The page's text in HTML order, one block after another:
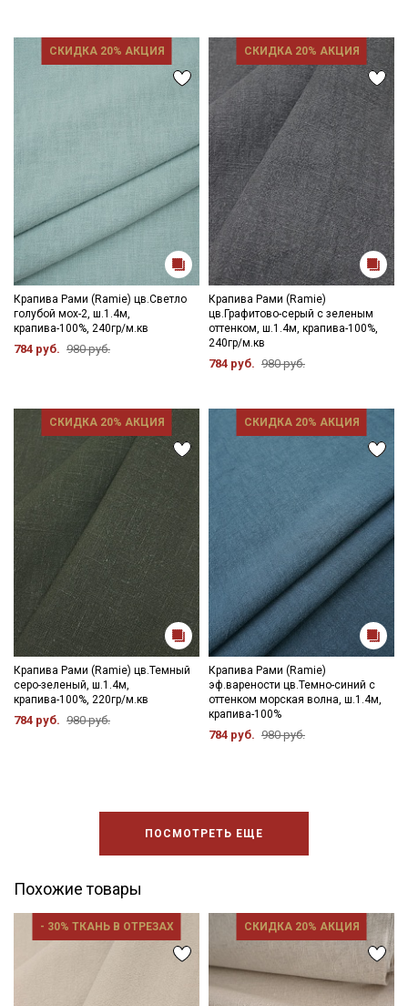
СКИДКА 20% АКЦИЯ
Крапива Рами (Ramie) цв.Светло
голубой мох-2, ш.1.4м,
крапива-100%, 240гр/м.кв
784 руб. 980 руб.
СКИДКА 20% АКЦИЯ
Крапива Рами (Ramie)
цв.Графитово-серый с зеленым
оттенком, ш.1.4м, крапива-100%,
240гр/м.кв
784 руб. 980 руб.
СКИДКА 20% АКЦИЯ
Крапива Рами (Ramie) цв.Темный
серо-зеленый, ш.1.4м,
крапива-100%, 220гр/м.кв
784 руб. 980 руб.
СКИДКА 20% АКЦИЯ
Крапива Рами (Ramie)
эф.варености цв.Темно-синий с
оттенком морская волна, ш.1.4м,
крапива-100%
784 руб. 980 руб.
ПОСМОТРЕТЬ ЕЩЕ
Похожие товары
- 30% ТКАНЬ В ОТРЕЗАХ СКИДКА 20% АКЦИЯ
ДаюСогласие на получение рекламных и
информационных рассылок